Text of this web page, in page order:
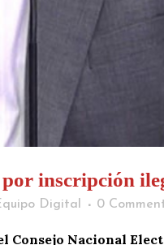
inscripción
Digital 0
Consejo Nacional